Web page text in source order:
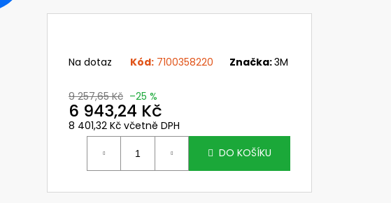
Na dotaz Kód: 7100358220 Značka:3M
9 257,65 Kč –25 %
6 943,24 Kč
8 401,32 Kč včetně DPH
Měrná
DO KOŠÍKU
PŘILBA DIAMOND VI WIND - DELTA PLUS